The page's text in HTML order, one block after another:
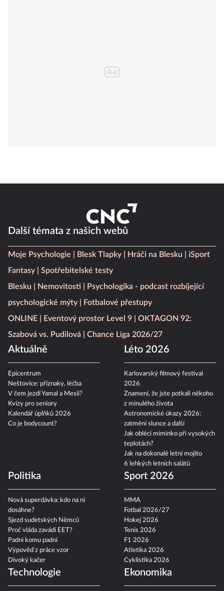
Další témata z našich webů
Moje Psychologie Blesk Tlapky Hráči na Blesku
iSport
Fantasy
Spotřebitelské testy
Blesku
Nemovitosti
Psychologika - podcast rozbíjející
psychologické mýty
Fotbalové přestupy
ONLINE
Eventový prostor Level 9
OKTAGON 92:
Szabová vs. Pudilová
Chance Liga 2026/27
Aktuálně
Epicentrum
Neštovice: příznaky, léčba
V čem jezdí Yamal a Mesii?
Kvízy pro seniory
Kalendář úplňků 2026
Co je bodycount?
Léto 2026
Karlovarský filmový festival
2026
Znamení, že jste potkali někoho
z minulého života
Astronomické úkazy 2026:
zatmění slunce a další
Jak obléci miminko při vysokých
teplotách?
Jak na dokonalé letní mojito
6 lehkých letních salátů
Politika
Nová superdávka: kdo na ní
dosáhne?
Sjezd sudetských Němců
Proč vláda zavádí EET?
Padni komu padni
Výpověď z práce vzor
Divoký kačer
Sport 2026
MMA
Fotbal 2026/27
Hokej 2026
Tenis 2026
F1 2026
Atletika 2026
Cyklistika 2026
Technologie Ekonomika